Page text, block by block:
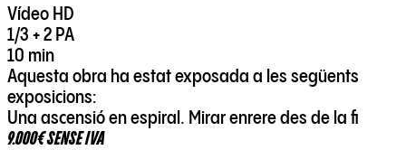
Vídeo HD
1/3 + 2 PA
10 min
Aquesta obra ha estat exposada a les següents
exposicions:
Una ascensió en espiral. Mirar enrere des de la fi
9.000€ SENSE IVA